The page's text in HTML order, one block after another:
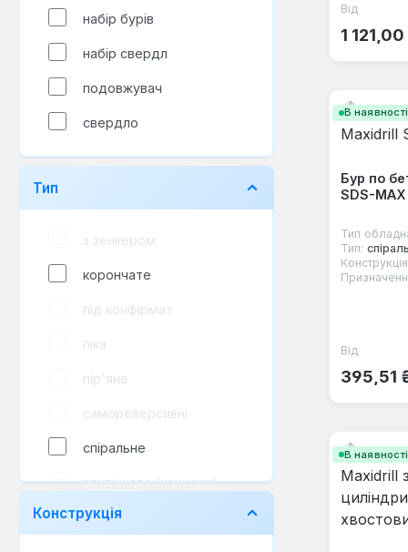
набір бурів
набір свердл
подовжувач
свердло
Тип
з зенкером
корончате
під конфірмат
піка
пір'яне
самореверсивні
спіральне
ступінчате (конусне)
трубчасте
Конструкція
Від
1
В наявності
Бур по
SDS-MAX
Тип
Тип:
Від
395,51
В наявності